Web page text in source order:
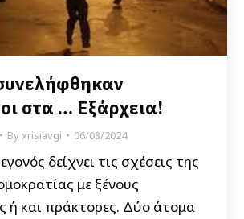
στα … Εξάρχεια!
Byxrisiavgi 06/03/2024
δείχνει τις σχέσεις της
με ξένους
ή και πράκτορες. Δύο άτομα